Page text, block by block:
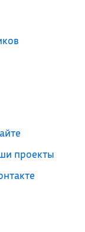
проекты